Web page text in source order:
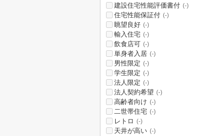
建設住宅性能評価書付 (-)
住宅性能保証付 (-)
眺望良好 (-)
輸入住宅 (-)
飲食店可 (-)
単身者入居 (-)
男性限定 (-)
学生限定 (-)
法人限定 (-)
法人契約希望 (-)
高齢者向け (-)
二世帯住宅 (-)
レトロ (-)
天井が高い (-)